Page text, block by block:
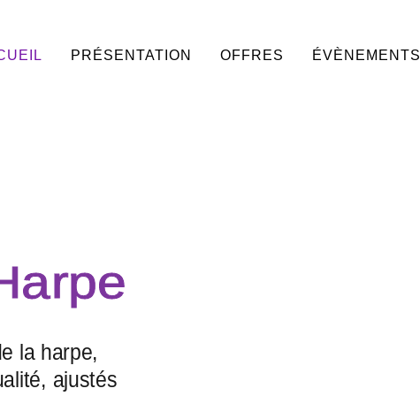
PRÉSENTATION OFFRES ÉVÈNEMENTS